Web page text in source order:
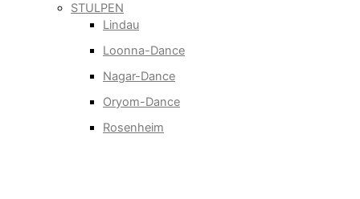
STULPEN
Lindau
Loonna-Dance
Nagar-Dance
Oryom-Dance
Rosenheim